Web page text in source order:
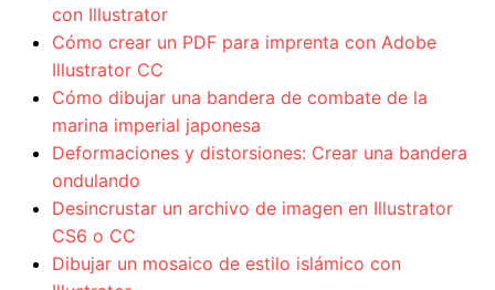
con Illustrator
Cómo crear un PDF para imprenta con Adobe
Illustrator CC
Cómo dibujar una bandera de combate de la
marina imperial japonesa
Deformaciones y distorsiones: Crear una bandera
ondulando
Desincrustar un archivo de imagen en Illustrator
CS6 o CC
Dibujar un mosaico de estilo islámico con